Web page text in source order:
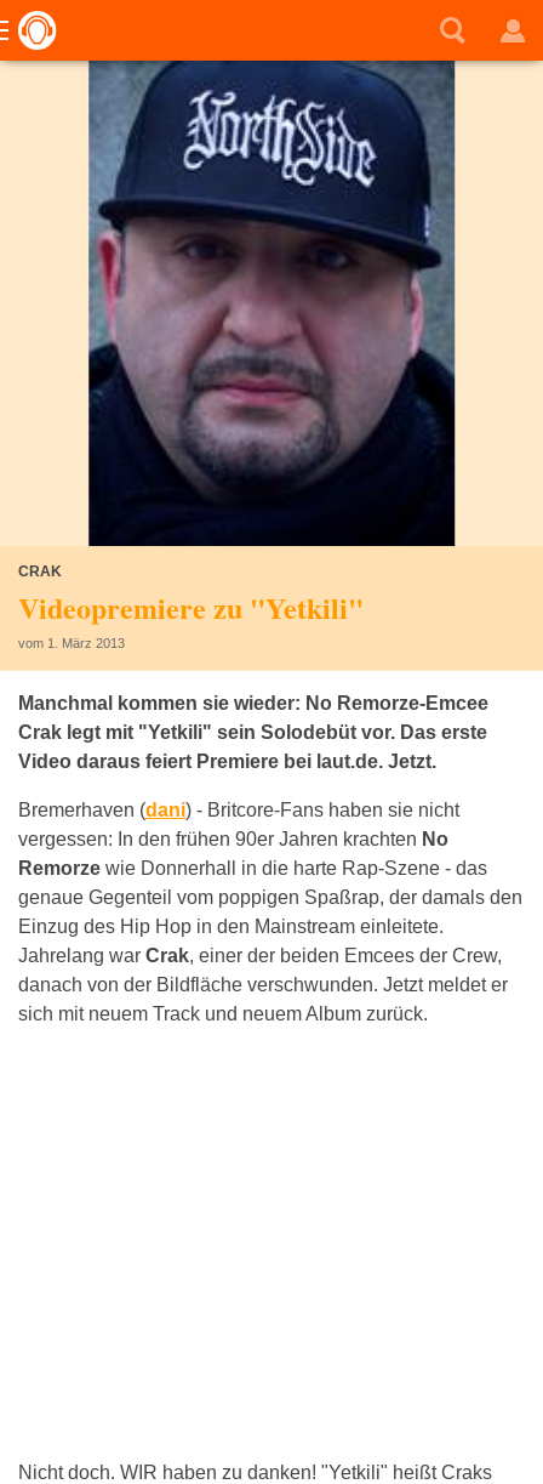
CRAK
Videopremiere zu "Yetkili"
vom 1. März 2013
Manchmal kommen sie wieder: No Remorze-Emcee
Crak legt mit "Yetkili" sein Solodebüt vor. Das erste
Video daraus feiert Premiere bei laut.de. Jetzt.
Bremerhaven (dani) - Britcore-Fans haben sie nicht
vergessen: In den frühen 90er Jahren krachten No
Remorze wie Donnerhall in die harte Rap-Szene - das
genaue Gegenteil vom poppigen Spaßrap, der damals den
Einzug des Hip Hop in den Mainstream einleitete.
Jahrelang war Crak, einer der beiden Emcees der Crew,
danach von der Bildfläche verschwunden. Jetzt meldet er
sich mit neuem Track und neuem Album zurück.
Nicht doch. WIR haben zu danken! "Yetkili" heißt Craks